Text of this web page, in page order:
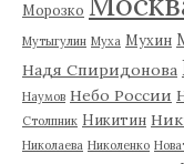
Морозко
Мутыгулин Муха Мухин
Надя Спиридонова
Наумов Небо России
Столпник Никитин
Николаева Николенко